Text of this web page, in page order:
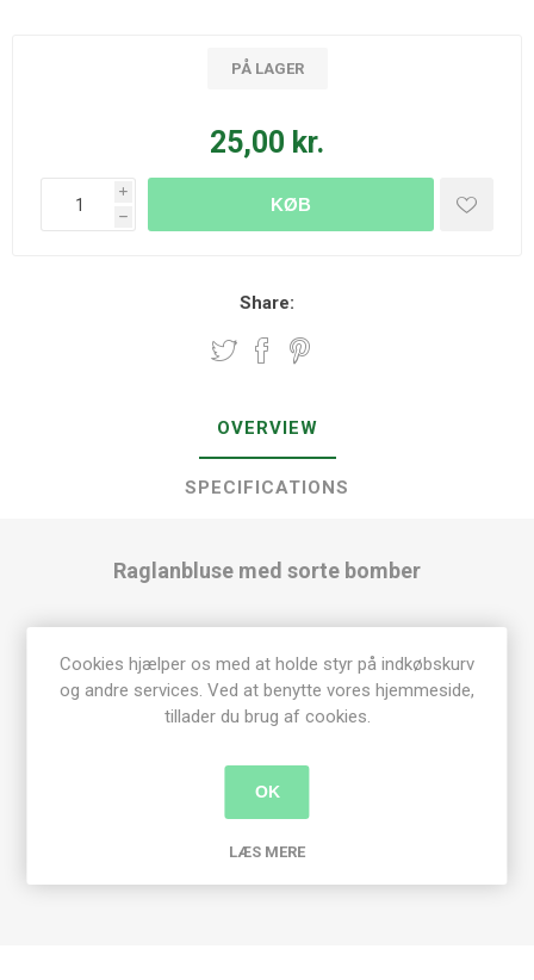
PÅ LAGER
25,00 kr.
i
h
KØB
Share:
OVERVIEW
SPECIFICATIONS
Raglanbluse med sorte bomber
Bryst vidde:
Hel længde:
89 cm
59 cm
96 cm
60 cm
103 cm
61 cm
110 cm
62 cm
7 ngl.
1 ngl.
Pind no. 3 og 3½ mm
Cookies hjælper os med at holde styr på indkøbskurv
og andre services. Ved at benytte vores hjemmeside,
tillader du brug af cookies.
OK
LÆS MERE